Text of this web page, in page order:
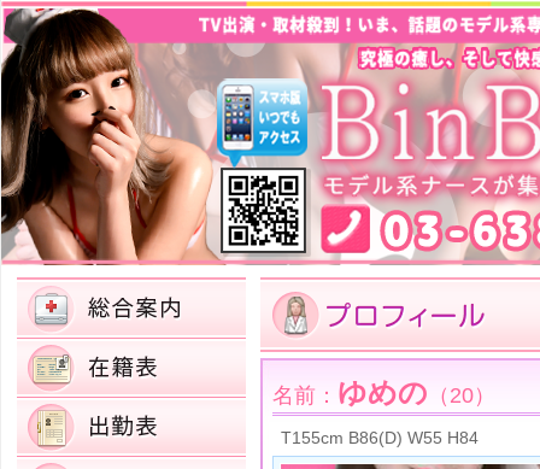
名前： ゆめの （20）
T155cm B86(D) W55 H84